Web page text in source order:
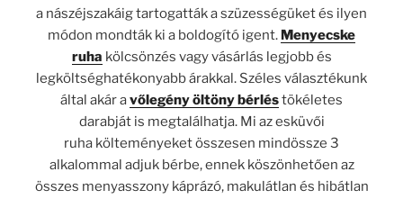
a nászéjszakáig tartogatták a szüzességüket és ilyen
módon mondták ki a boldogító igent. Menyecske
ruha kölcsönzés vagy vásárlás legjobb és
legköltséghatékonyabb árakkal. Széles választékunk
által akár avőlegény öltöny bérléstökéletes
darabját is megtalálhatja. Mi az esküvői
ruha költeményeket összesen mindössze 3
alkalommal adjuk bérbe, ennek köszönhetően az
összes menyasszony káprázó, makulátlan és hibátlan